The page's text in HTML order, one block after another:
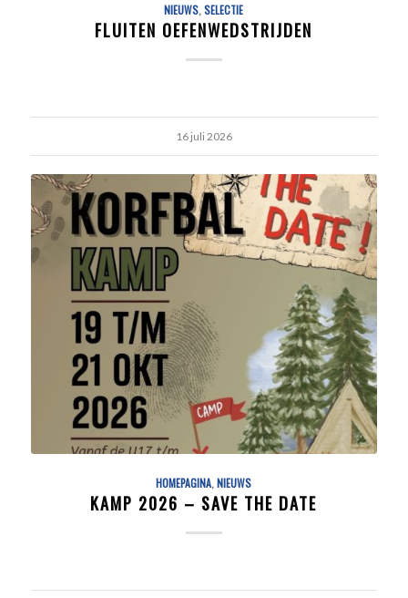
NIEUWS,SELECTIE
FLUITEN OEFENWEDSTRIJDEN
16 juli 2026
HOMEPAGINA,NIEUWS
KAMP 2026 – SAVE THE DATE